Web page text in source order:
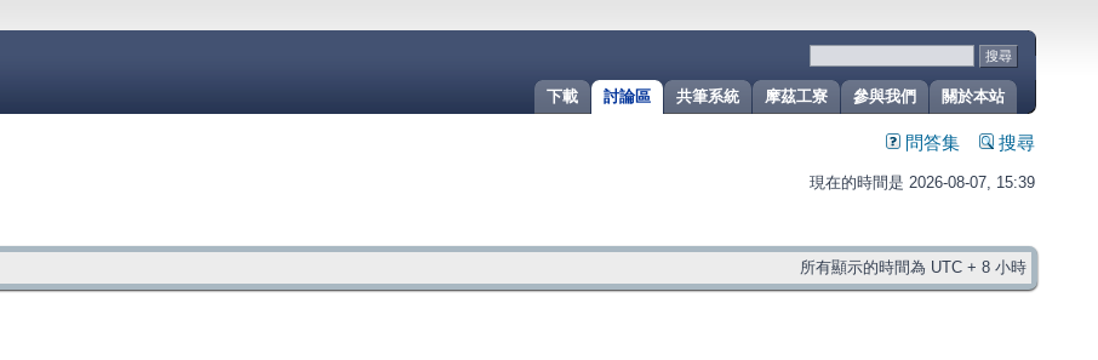
關於本站
參與我們
摩茲工寮
共筆系統
討論區
下載
問答集 搜尋
現在的時間是 2026-08-07, 15:39
所有顯示的時間為 UTC + 8 小時